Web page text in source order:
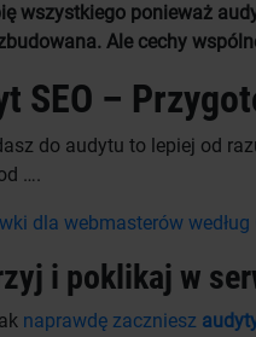
wszystkiego ponieważ
Ale cechy
SEO –
do audytu to lepiej od
….
dla webmasterów według
i poklikaj w
naprawdę zaczniesz